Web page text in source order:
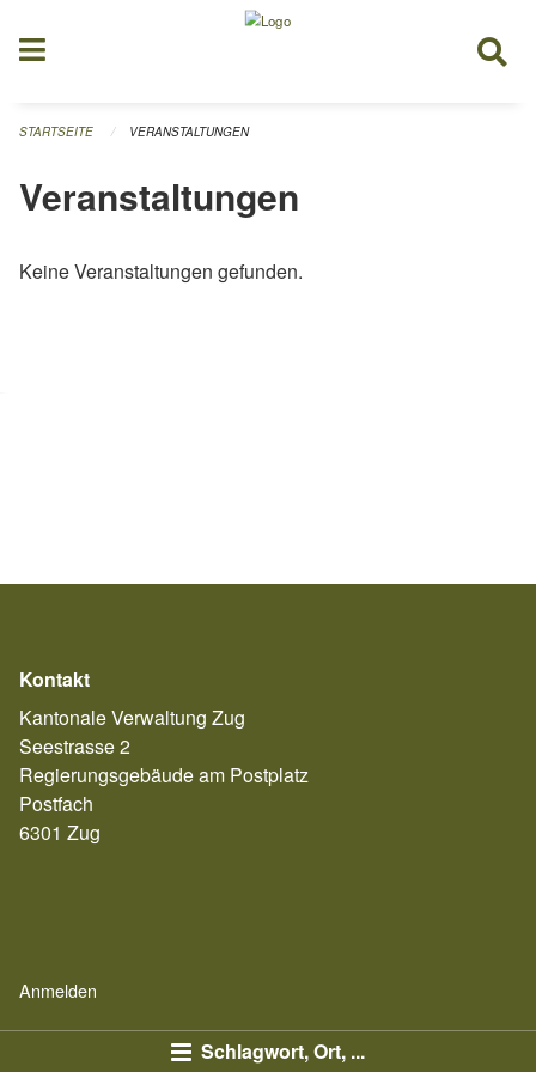
Schlagwort, Ort, ...
STARTSEITE VERANSTALTUNGEN
Veranstaltungen
Keine Veranstaltungen gefunden.
Kontakt
Kantonale Verwaltung Zug
Seestrasse 2
Regierungsgebäude am Postplatz
Postfach
6301 Zug
Anmelden